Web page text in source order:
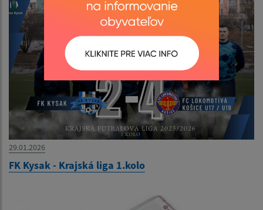
29.01.2026
FK Kysak - Krajská liga 1.kolo